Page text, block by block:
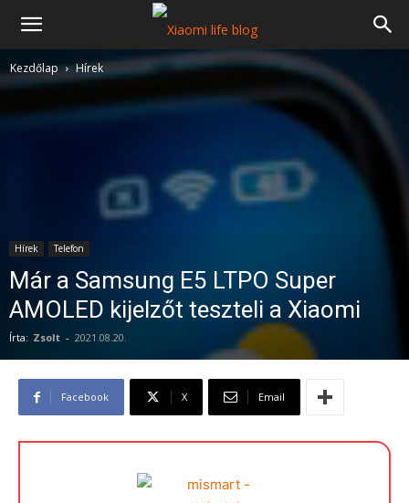
Kezdőlap Hírek
Hírek Telefon
Már a Samsung E5 LTPO Super
AMOLED kijelzőt teszteli a Xiaomi
Írta: Zsolt - 2021.08.20.
Facebook X Email